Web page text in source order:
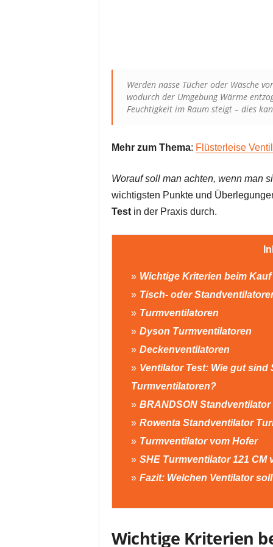
Werden nasse Tücher oder Wäsche
wodurch der Umgebung Wärme
Feuchtigkeit im Raum steigt – dies
Mehr zum Thema: Flüsterleise
Worauf soll man achten, wenn man
wichtigsten Punkte und
Testin der Praxis durch.
Wichtige Kriterien beim
Tisch- oder
Turmventilatoren
Dyson Turmventilatoren
Deckenventilatoren
Ventilator Test: Wie gut
Turmventilatoren?
BRANDSON Standventilator
Rowenta Standventilator
Turmventilator vom Hofer
SHE Turmventilator 121 CM
Fazit: Welchen Ventilator
Wichtige Kriterien